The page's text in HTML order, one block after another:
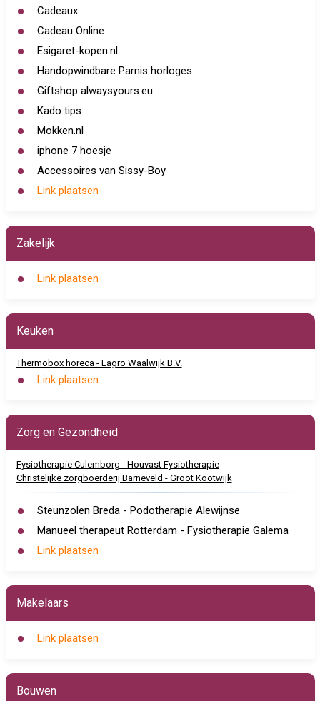
Cadeaux
Cadeau Online
Esigaret-kopen.nl
Handopwindbare Parnis horloges
Giftshop alwaysyours.eu
Kado tips
Mokken.nl
iphone 7 hoesje
Accessoires van Sissy-Boy
Link plaatsen
Zakelijk
Link plaatsen
Keuken
Thermobox horeca - Lagro Waalwijk B.V.
Link plaatsen
Zorg en Gezondheid
Fysiotherapie Culemborg - Houvast Fysiotherapie
Christelijke zorgboerderij Barneveld - Groot Kootwijk
Steunzolen Breda - Podotherapie Alewijnse
Manueel therapeut Rotterdam - Fysiotherapie Galema
Link plaatsen
Makelaars
Link plaatsen
Bouwen